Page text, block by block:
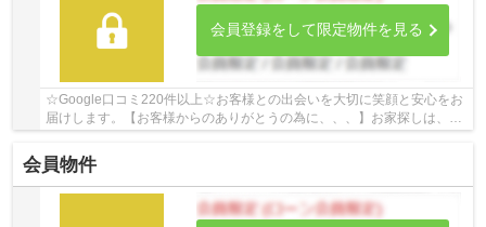
会員登録をして限定物件を見る
☆Google口コミ220件以上☆お客様との出会いを大切に笑顔と安心をお
届けします。【お客様からのありがとうの為に、、、】お家探しは、ひ
会員物件